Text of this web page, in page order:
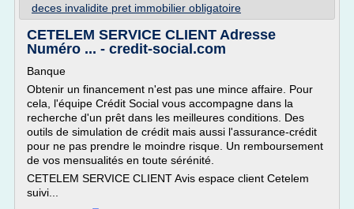
deces invalidite pret immobilier obligatoire
CETELEM SERVICE CLIENT Adresse
Numéro ... - credit-social.com
Banque
Obtenir un financement n'est pas une mince affaire. Pour
cela, l'équipe Crédit Social vous accompagne dans la
recherche d'un prêt dans les meilleures conditions. Des
outils de simulation de crédit mais aussi l'assurance-crédit
pour ne pas prendre le moindre risque. Un remboursement
de vos mensualités en toute sérénité.
CETELEM SERVICE CLIENT Avis espace client Cetelem
suivi...